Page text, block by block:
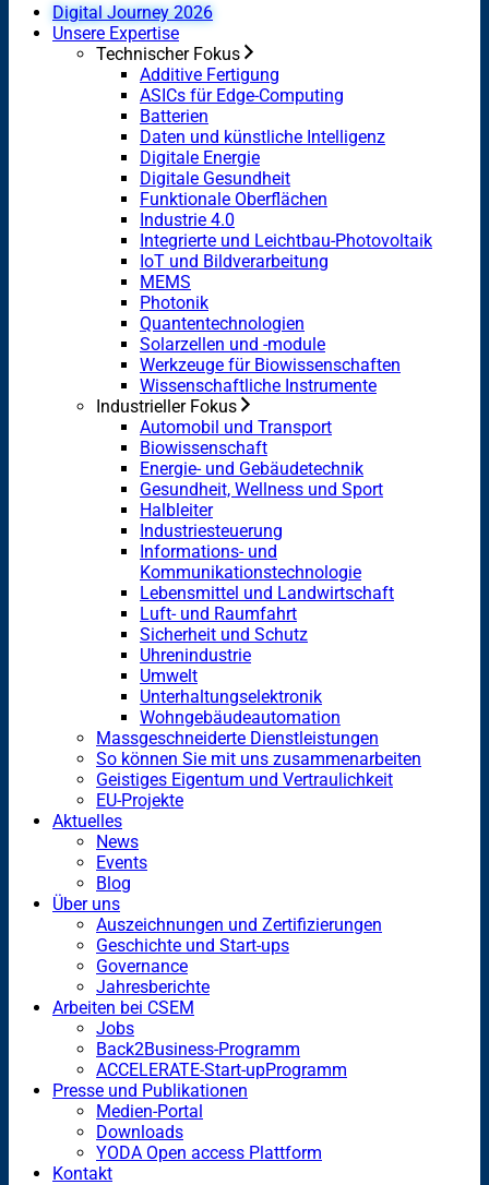
Digital Journey 2026
Unsere Expertise
Technischer Fokus
Additive Fertigung
ASICs für Edge-Computing
Batterien
Daten und künstliche Intelligenz
Digitale Energie
Digitale Gesundheit
Funktionale Oberflächen
Industrie 4.0
Integrierte und Leichtbau-Photovoltaik
IoT und Bildverarbeitung
MEMS
Photonik
Quantentechnologien
Solarzellen und -module
Werkzeuge für Biowissenschaften
Wissenschaftliche Instrumente
Industrieller Fokus
Automobil und Transport
Biowissenschaft
Energie- und Gebäudetechnik
Gesundheit, Wellness und Sport
Halbleiter
Industriesteuerung
Informations- und
Kommunikationstechnologie
Lebensmittel und Landwirtschaft
Luft- und Raumfahrt
Sicherheit und Schutz
Uhrenindustrie
Umwelt
Unterhaltungselektronik
Wohngebäudeautomation
Massgeschneiderte Dienstleistungen
So können Sie mit uns zusammenarbeiten
Geistiges Eigentum und Vertraulichkeit
EU-Projekte
Aktuelles
News
Events
Blog
Über uns
Auszeichnungen und Zertifizierungen
Geschichte und Start-ups
Governance
Jahresberichte
Arbeiten bei CSEM
Jobs
Back2Business-Programm
ACCELERATE-Start-upProgramm
Presse und Publikationen
Medien-Portal
Downloads
YODA Open access Plattform
Kontakt